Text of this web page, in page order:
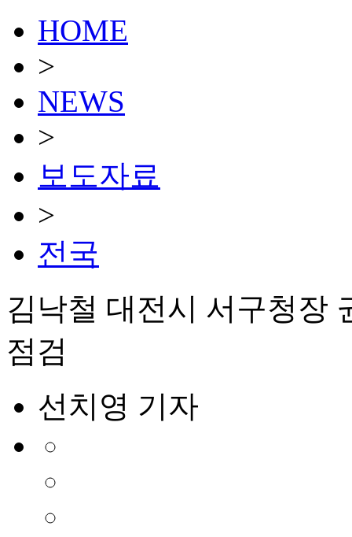
HOME
>
NEWS
>
보도자료
>
전국
김낙철 대전시 서구청장
점검
선치영 기자